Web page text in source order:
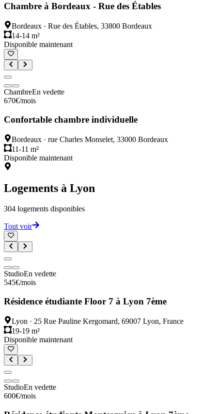
Chambre à Bordeaux - Rue des Étables
Bordeaux · Rue des Étables, 33800 Bordeaux
14-14 m²
Disponible maintenant
ChambreEn vedette
670€/mois
Confortable chambre individuelle
Bordeaux · rue Charles Monselet, 33000 Bordeaux
11-11 m²
Disponible maintenant
Logements à Lyon
304 logements disponibles
Tout voir
StudioEn vedette
545€/mois
Résidence étudiante Floor 7 à Lyon 7ème
Lyon · 25 Rue Pauline Kergomard, 69007 Lyon, France
19-19 m²
Disponible maintenant
StudioEn vedette
600€/mois